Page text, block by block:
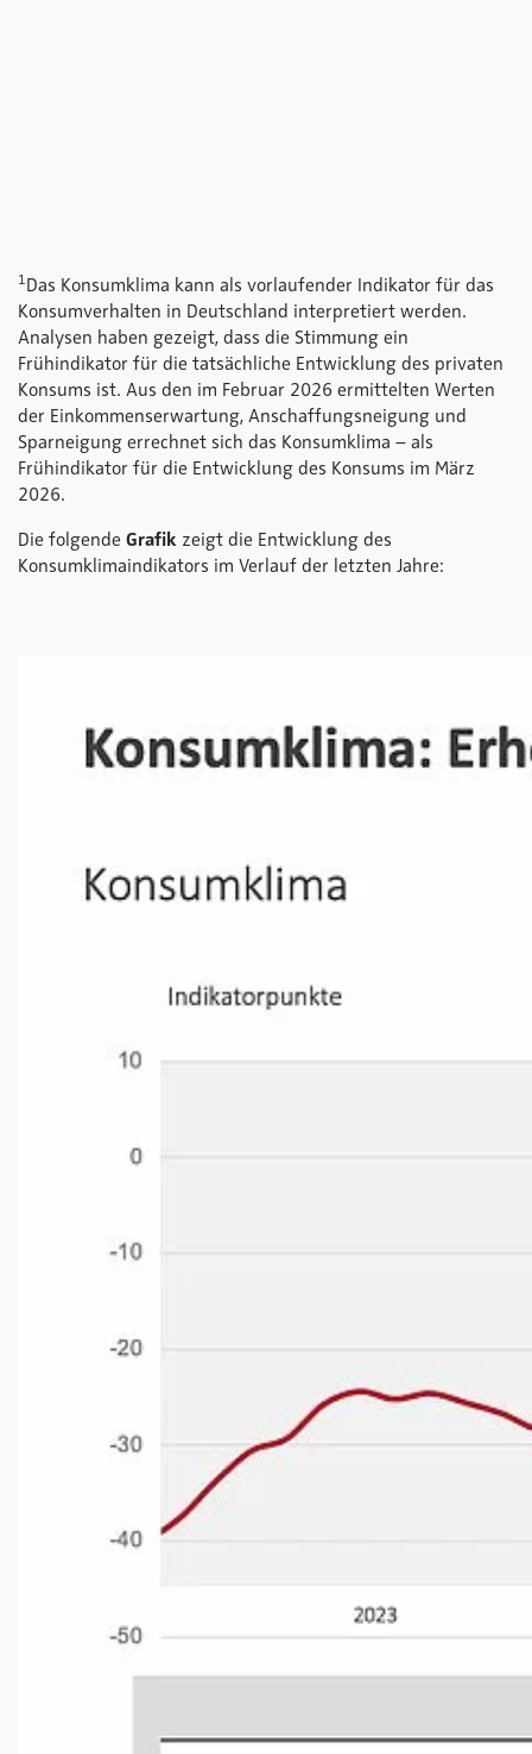
1 Das Konsumklima kann als vorlaufender Indikator für das
Konsumverhalten in Deutschland interpretiert werden.
Analysen haben gezeigt, dass die Stimmung ein
Frühindikator für die tatsächliche Entwicklung des privaten
Konsums ist. Aus den im Februar 2026 ermittelten Werten
der Einkommenserwartung, Anschaffungsneigung und
Sparneigung errechnet sich das Konsumklima – als
Frühindikator für die Entwicklung des Konsums im März
2026.
Die folgende Grafik zeigt die Entwicklung des
Konsumklimaindikators im Verlauf der letzten Jahre: